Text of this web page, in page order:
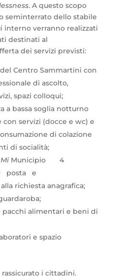
. A questo scopo
seminterrato dello stabile
interno verranno realizzati
destinati al
dei servizi previsti:
Centro Sammartini con
di ascolto,
spazi colloqui;
a bassa soglia notturno
con servizi (docce e wc) e
di colazione
di socialità;
Municipio 4
posta e
richiesta anagrafica;
pacchi alimentari e beni di
e spazio
rassicurato i cittadini.